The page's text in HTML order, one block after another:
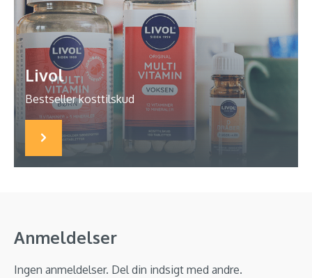
Livol
Bestseller kosttilskud
Anmeldelser
Ingen anmeldelser. Del din indsigt med andre.